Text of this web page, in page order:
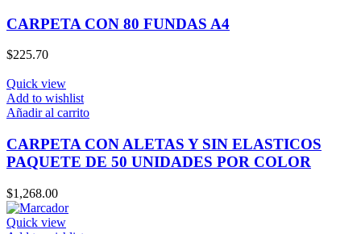
CARPETA CON 80 FUNDAS A4
$225.70
Quick view
Add to wishlist
Añadir al carrito
CARPETA CON ALETAS Y SIN ELASTICOS
PAQUETE DE 50 UNIDADES POR COLOR
$1,268.00
Quick view